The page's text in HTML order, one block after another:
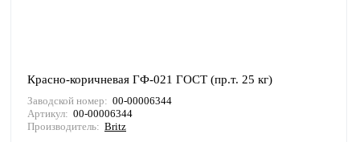
Красно-коричневая ГФ-021 ГОСТ (пр.т. 25 кг)
Заводской номер: 00-00006344
Артикул: 00-00006344
Производитель: Britz